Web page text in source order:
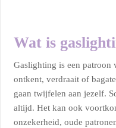
Wat is
Gaslighting is een
ontkent, verdraait of
gaan twijfelen aan jezelf.
altijd. Het kan ook
onzekerheid, oude